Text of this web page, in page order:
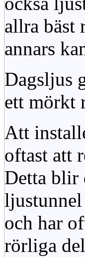
allra bäst
annars
Dagsljus
ett mörkt
Att
oftast att
Detta blir
och har
rörliga